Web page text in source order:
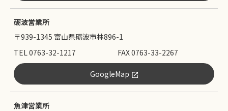
砺波営業所
〒939-1345 富山県砺波市林896-1
TEL 0763-32-1217
FAX 0763-33-2267
GoogleMap
魚津営業所